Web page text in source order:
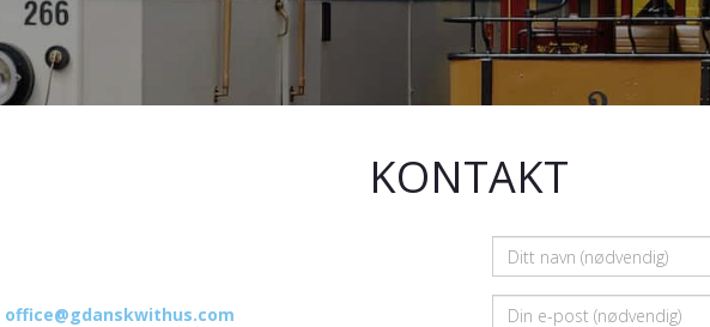
KONTAKT
office@gdanskwithus.com